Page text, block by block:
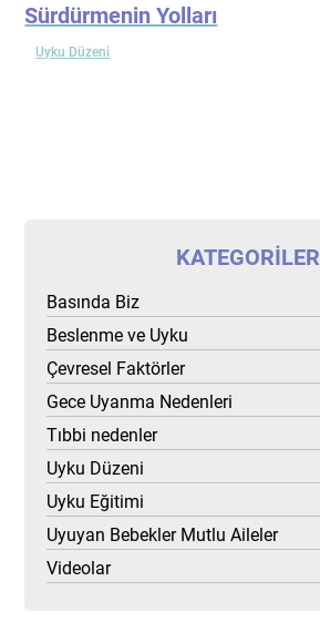
Sürdürmenin Yolları
Uyku Düzeni
KATEGORILER
Basında Biz
Beslenme ve Uyku
Çevresel Faktörler
Gece Uyanma Nedenleri
Tıbbi nedenler
Uyku Düzeni
Uyku Eğitimi
Uyuyan Bebekler Mutlu Aileler
Videolar